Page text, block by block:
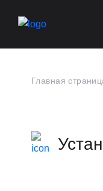
Главная